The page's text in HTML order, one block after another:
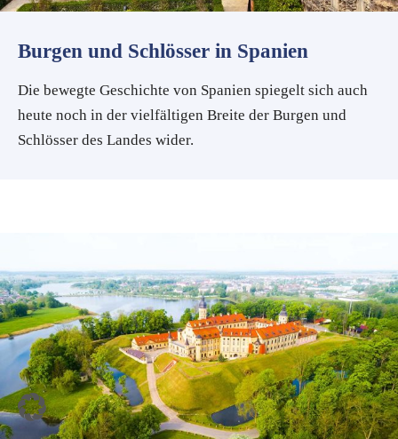
Burgen und Schlösser in Spanien
Die bewegte Geschichte von Spanien spiegelt sich auch
heute noch in der vielfältigen Breite der Burgen und
Schlösser des Landes wider.